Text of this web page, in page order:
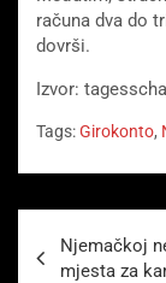
računa dva do
dovrši.
Izvor:
Tags:Girokonto,
Njemačkoj
mjesta za